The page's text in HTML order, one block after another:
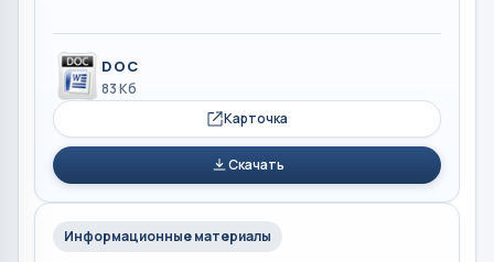
DOC
83 Кб
Карточка
Скачать
Информационные материалы